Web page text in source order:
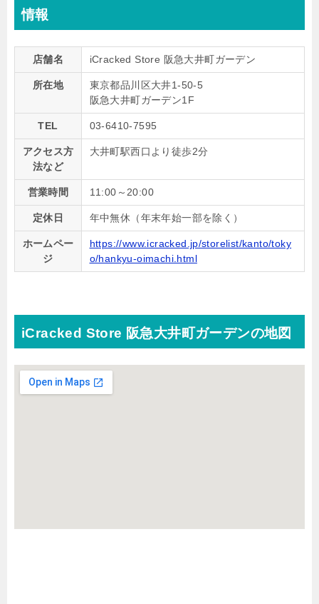
情報
店舗名 iCracked Store 阪急大井町ガーデン
所在地
東京都品川区大井1-50-5
阪急大井町ガーデン1F
TEL 03-6410-7595
アクセス方
法など
大井町駅西口より徒歩2分
営業時間 11:00～20:00
定休日 年中無休（年末年始一部を除く）
ホームペー
ジ
https://www.icracked.jp/storelist/kanto/toky
o/hankyu-oimachi.html
iCracked Store 阪急大井町ガーデンの地図